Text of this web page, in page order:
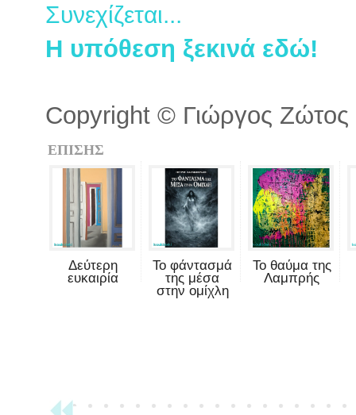
Συνεχίζεται...
Η υπόθεση ξεκινά εδώ!
Copyright © Γιώργος
ΕΠΙΣΗΣ
Δεύτερη
ευκαιρία
Το φάντασμά
της μέσα
στην ομίχλη
Το θαύμα της
Λαμπρής